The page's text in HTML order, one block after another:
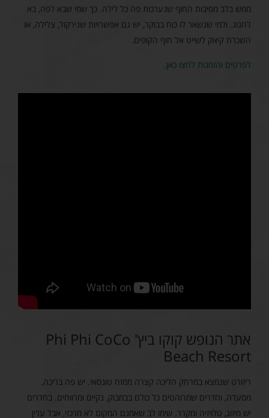
ממש בלב מסיבות החוף שנערכות פה כל לילה. כך שמי שבא לפה, בא
לחגוג. ולמי שנשאר לו כוח בבוקר, יש גם אפשרויות שנירקול, צלילה, או
השכרת קיאק לשייט אל חוף הקופים.
לפרטים והזמנות לחצו כאן.
אתר הנופש קוקו ביץ' Phi Phi CoCo
Beach Resort
ריזורט שנמצא במרחק הליכה קצרה ממזח טונסאי. יש פה בריכה,
מסעדה, וחדרים שמרוהטים כל כולם בבמבוק, נקיים ומרווחים. בחדרים
יש מיזוג, טלויזיה ומקרר. שימו לב שאמנם המקום לא מרכזי, אבל עדין